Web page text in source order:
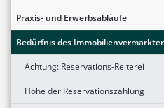
Praxis- und Erwerbsabläufe
Bedürfnis des
Achtung: Reservations-Reiterei
Höhe der Reservationszahlung